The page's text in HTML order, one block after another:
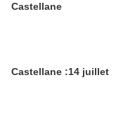
Castellane
Castellane :14 juillet